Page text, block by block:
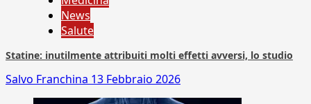
News
Salute
Statine: inutilmente attribuiti molti effetti avversi, lo studio
Salvo Franchina 13 Febbraio 2026